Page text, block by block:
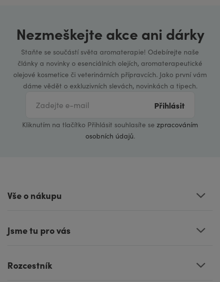
Nezmeškejte akce ani dárky
Staňte se součástí světa aromaterapie! Odebírejte naše
články a novinky o esenciálních olejích, aromaterapeutické
olejové kosmetice či veterinárních přípravcích. Jako první vám
dáme vědět o exkluzivních slevách, novinkách a tipech.
Přihlásit
Kliknutím na tlačítko Přihlásit souhlasíte se zpracováním
osobních údajů.
Vše o nákupu
Jsme tu pro vás
Rozcestník